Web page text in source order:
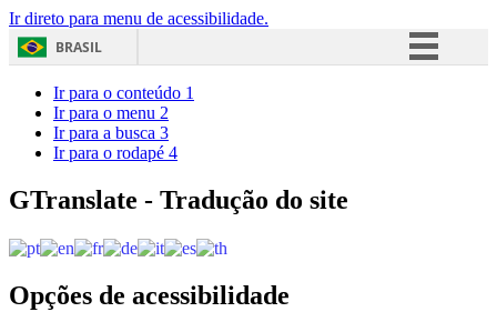
Ir direto para menu de acessibilidade.
BRASIL
Acesso à informação
Ir para o conteúdo 1
Ir para o menu 2
Ir para a busca 3
Ir para o rodapé 4
GTranslate - Tradução do site
Opções de acessibilidade